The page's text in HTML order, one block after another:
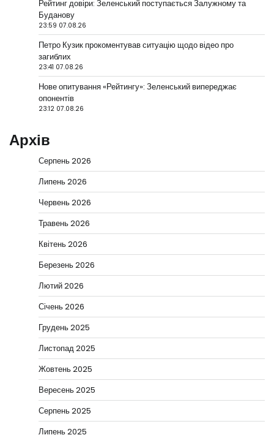
Рейтинг довіри: Зеленський поступається Залужному та
Буданову
23:59 07.08.26
Петро Кузик прокоментував ситуацію щодо відео про
загиблих
23:41 07.08.26
Нове опитування «Рейтингу»: Зеленський випереджає
опонентів
23:12 07.08.26
Архів
Серпень 2026
Липень 2026
Червень 2026
Травень 2026
Квітень 2026
Березень 2026
Лютий 2026
Січень 2026
Грудень 2025
Листопад 2025
Жовтень 2025
Вересень 2025
Серпень 2025
Липень 2025